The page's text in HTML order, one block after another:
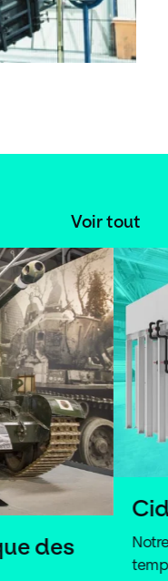
Voir tout
Cidaut
Notre marque a
temps que